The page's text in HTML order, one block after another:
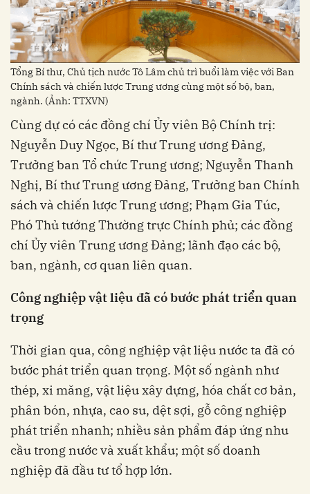
Tổng Bí thư, Chủ tịch nước Tô Lâm chủ trì buổi làm việc với Ban
Chính sách và chiến lược Trung ương cùng một số bộ, ban,
ngành. (Ảnh: TTXVN)
Cùng dự có các đồng chí Ủy viên Bộ Chính trị:
Nguyễn Duy Ngọc, Bí thư Trung ương Đảng,
Trưởng ban Tổ chức Trung ương; Nguyễn Thanh
Nghị, Bí thư Trung ương Đảng, Trưởng ban Chính
sách và chiến lược Trung ương; Phạm Gia Túc,
Phó Thủ tướng Thường trực Chính phủ; các đồng
chí Ủy viên Trung ương Đảng; lãnh đạo các bộ,
ban, ngành, cơ quan liên quan.
Công nghiệp vật liệu đã có bước phát triển quan
trọng
Thời gian qua, công nghiệp vật liệu nước ta đã có
bước phát triển quan trọng. Một số ngành như
thép, xi măng, vật liệu xây dựng, hóa chất cơ bản,
phân bón, nhựa, cao su, dệt sợi, gỗ công nghiệp
phát triển nhanh; nhiều sản phẩm đáp ứng nhu
cầu trong nước và xuất khẩu; một số doanh
nghiệp đã đầu tư tổ hợp lớn.